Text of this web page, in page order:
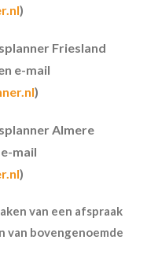
)
Friesland
e-mail
)
Almere
mail
)
van een afspraak
van bovengenoemde